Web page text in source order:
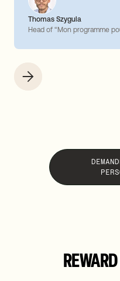
Thomas Szygula
Head of “Mon programme